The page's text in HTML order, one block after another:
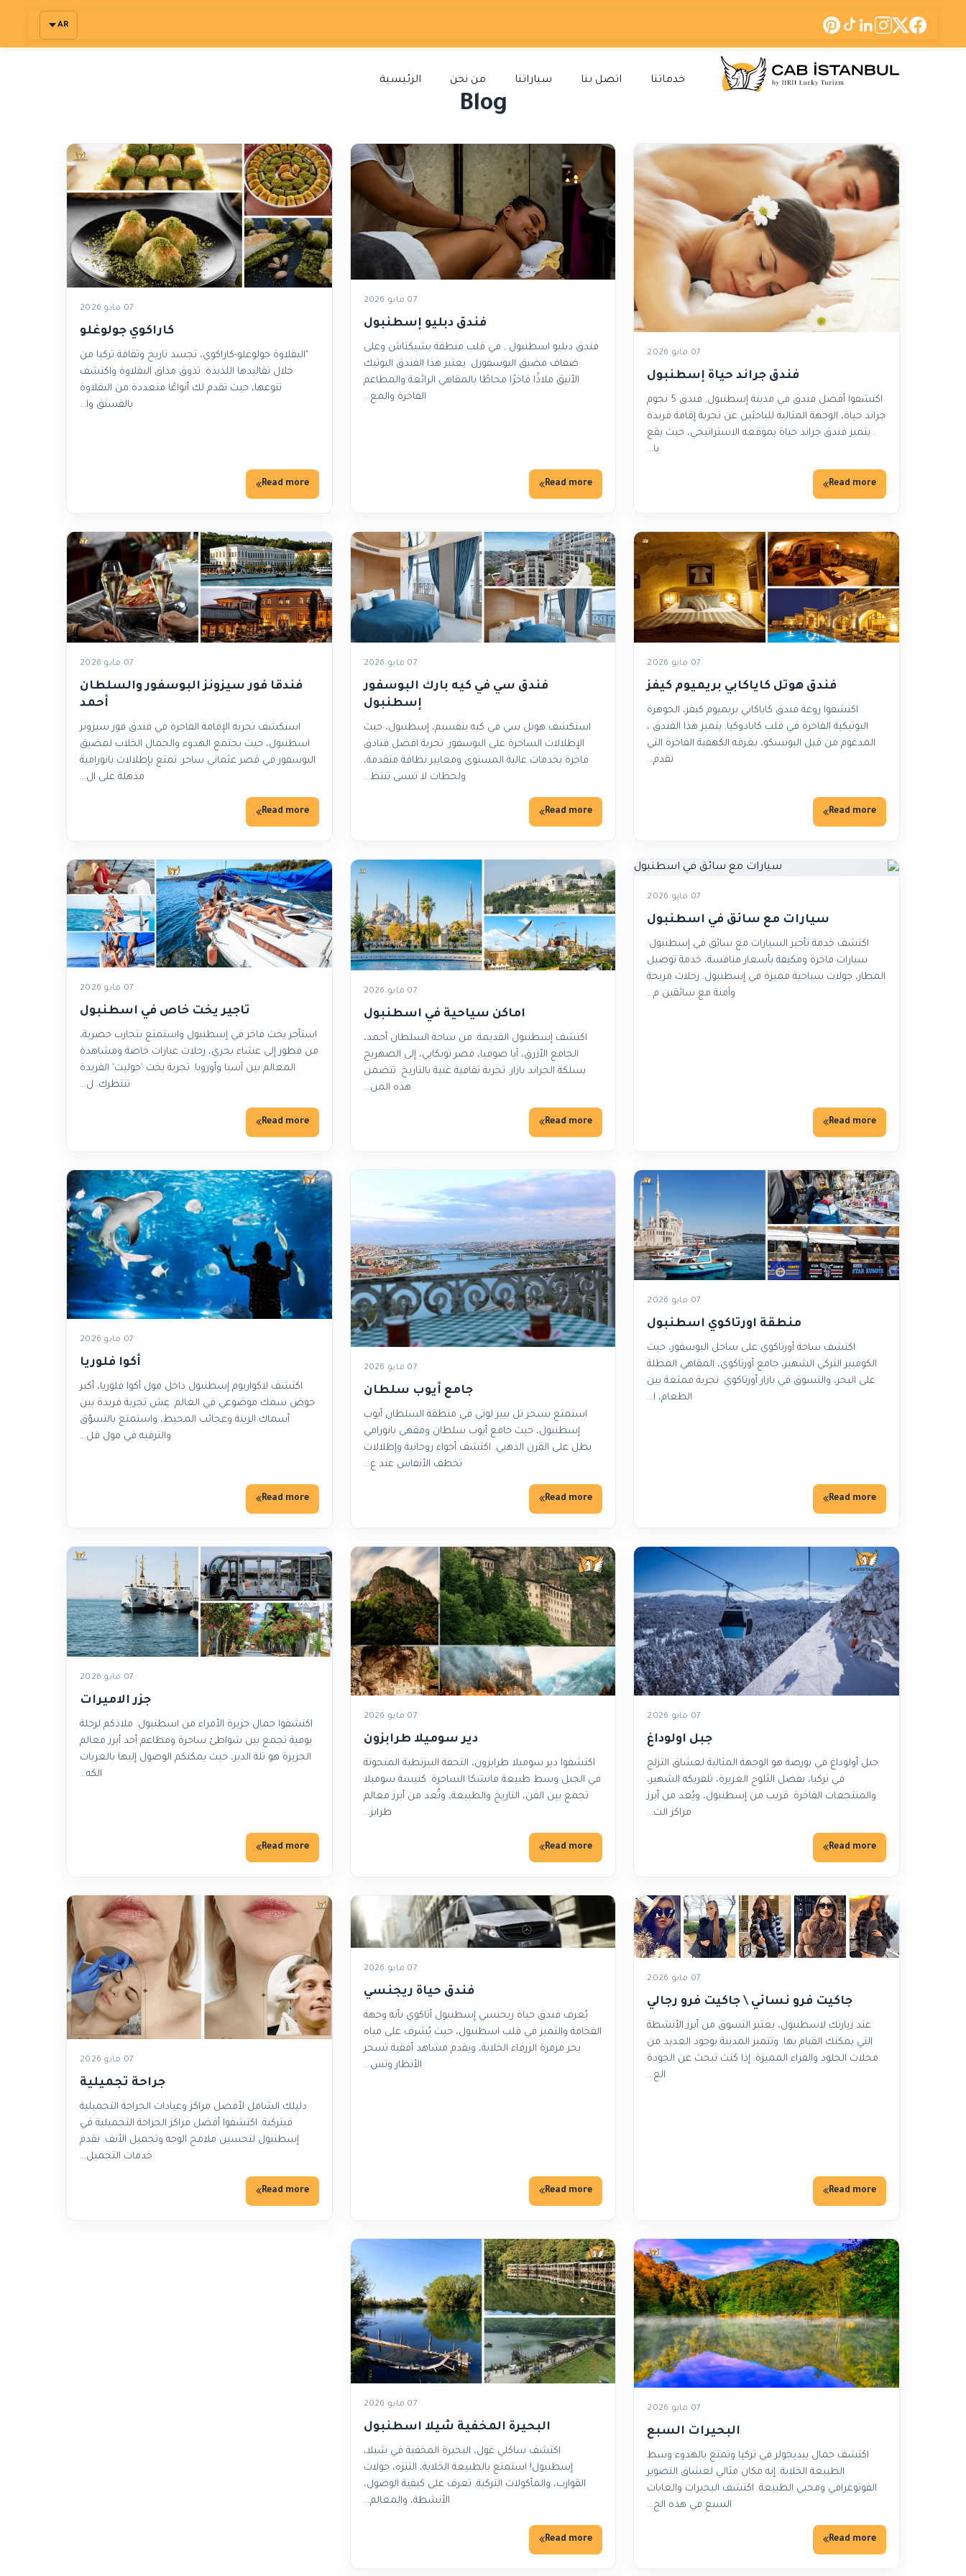
AR
الرئيسية من نحن سياراتنا اتصل بنا خدماتنا
Blog
07 مايو 2026
فندق جراند حياة إسطنبول
اكتشفوا أفضل فندق في مدينة إسطنبول, فندق 5 نجوم
جراند حياة، الوجهة المثالية للباحثين عن تجربة إقامة فريدة
. يتميز فندق جراند حياة بموقعه الاستراتيجي، حيث يقع
با…
Read more
07 مايو 2026
فندق دبليو إسطنبول
فندق دبليو اسطنبول , في قلب منطقة بشيكتاش وعلى
ضفاف مضيق البوسفورل. يعتبر هذا الفندق البوتيك
الأنيق ملاذًا فاخرًا محاطًا بالمقاهي الرائعة والمطاعم
الفاخرة والمع…
Read more
07 مايو 2026
كاراكوي جولوغلو
"البقلاوة جولوغلو-كاراكوي، تجسد تاريخ وثقافة تركيا من
خلال تقاليدها اللذيذة. تذوق مذاق البقلاوة واكتشف
تنوعها، حيث تقدم لك أنواعًا متعددة من البقلاوة
بالفستق وا…
Read more
07 مايو 2026
فندق هوتل كاياكابي بريميوم كيفز
اكتشفوا روعة فندق كاياكابي بريميوم كيفز، الجوهرة
البوتيكية الفاخرة في قلب كابادوكيا. يتميز هذا الفندق ،
المدعوم من قبل اليونسكو، بغرفه الكهفية الفاخرة التي
تقدم…
Read more
07 مايو 2026
فندق سي في كيه بارك البوسفور
إسطنبول
استكشف هوتل سي في كيه بتقسيم، إسطنبول، حيث
الإطلالات الساحرة على البوسفور. تجربة افضل فنادق
فاخرة بخدمات عالية المستوى ومعايير نظافة متقدمة،
ولحظات لا تنسى تنتظ…
Read more
07 مايو 2026
فندقا فور سيزونز البوسفور والسلطان
أحمد
استكشف تجربة الإقامة الفاخرة في فندق فور سيزونز
اسطنبول، حيث يجتمع الهدوء والجمال الخلاب لمضيق
البوسفور في قصر عثماني ساحر. تمتع بإطلالات بانورامية
مذهلة على ال…
Read more
07 مايو 2026
سيارات مع سائق في اسطنبول
اكتشف خدمة تأجير السيارات مع سائق في إسطنبول:
سيارات فاخرة ومكيفة بأسعار منافسة، خدمة توصيل
المطار، جولات سياحية مميزة في إسطنبول. رحلات مريحة
وآمنة مع سائقين م…
Read more
07 مايو 2026
اماكن سياحية في اسطنبول
اكتشف إسطنبول القديمة: من ساحة السلطان أحمد،
الجامع الأزرق، آيا صوفيا، قصر توبكابي، إلى الصهريج
بسلكة الجراند بازار. تجربة ثقافية غنية بالتاريخ. تتضمن
هذه المن…
Read more
07 مايو 2026
تاجير يخت خاص في اسطنبول
استأجر يخت فاخر في إسطنبول واستمتع بتجارب حصرية،
من فطور إلى عشاء بحري، رحلات عبارات خاصة ومشاهدة
المعالم بين آسيا وأوروبا. تجربة يخت 'جوليت' الفريدة
تنتظرك. ل…
Read more
07 مايو 2026
منطقة اورتاكوي اسطنبول
اكتشف ساحة أورتاكوي على ساحل البوسفور، حيث
الكومبير التركي الشهير، جامع أورتاكوي، المقاهي المطلة
على البحر، والتسوق في بازار أورتاكوي. تجربة ممتعة بين
الطعام، ا…
Read more
07 مايو 2026
جامع أيوب سلطان
استمتع بسحر تل بيير لوتي في منطقة السلطان أيوب
إسطنبول، حيث جامع أيوب سلطان ومقهى بانورامي
يطل على القرن الذهبي. اكتشف أجواء روحانية وإطلالات
تخطف الأنفاس عند غ…
Read more
07 مايو 2026
أكوا فلوريا
اكتشف لاكواريوم إسطنبول داخل مول أكوا فلوريا، أكبر
حوض سمك موضوعي في العالم. عِش تجربة فريدة بين
أسماك الزينة وعجائب المحيط، واستمتع بالتسوّق
والترفيه في مول فل…
Read more
07 مايو 2026
جبل اولوداغ
جبل أولوداغ في بورصة هو الوجهة المثالية لعشاق التزلج
في تركيا، بفضل الثلوج الغزيرة، تلفريكه الشهير،
والمنتجعات الفاخرة. قريب من إسطنبول، ويُعد من أبرز
مراكز الت…
Read more
07 مايو 2026
دير سوميلا طرابزون
اكتشفوا دير سوميلا طرابزون، التحفة البيزنطية المنحوتة
في الجبل وسط طبيعة ماتشكا الساحرة. كنيسة سوميلا
تجمع بين الفن، التاريخ والطبيعة، وتُعد من أبرز معالم
طرابز…
Read more
07 مايو 2026
جزر الاميرات
اكتشفوا جمال جزيرة الأمراء من اسطنبول: ملاذكم لرحلة
يومية تجمع بين شواطئ ساحرة ومطاعم أحد أبرز معالم
الجزيرة هو تلة الدير، حيث يمكنكم الوصول إليها بالعربات
الكه…
Read more
07 مايو 2026
جاكيت فرو نسائي \ جاكيت فرو رجالي
عند زيارتك لاسطنبول، يعتبر التسوق من أبرز الأنشطة
التي يمكنك القيام بها. وتتميز المدينة بوجود العديد من
محلات الجلود والفراء المميزة. إذا كنت تبحث عن الجودة
الع…
Read more
07 مايو 2026
فندق حياة ريجنسي
يُعرف فندق حياة ريجنسي إسطنبول أتاكوي بأنه وجهة
الفخامة والتميز في قلب اسطنبول، حيث يُشرف على مياه
بحر مرمرة الزرقاء الخلابة، ويقدم مشاهد أفقية تسحر
الأنظار وتس…
Read more
07 مايو 2026
جراحة تجميلية
دليلك الشامل لأفضل مراكز وعيادات الجراحة التجميلية
فيتركية. اكتشفوا أفضل مراكز الجراحة التجميلية في
إسطنبول لتحسين ملامح الوجه وتجميل الأنف. نقدم
خدمات التجميل…
Read more
07 مايو 2026
البحيرات السبع
اكتشف جمال ييديجولر في تركيا وتمتع بالهدوء وسط
الطبيعة الخلابة. إنه مكان مثالي لعشاق التصوير
الفوتوغرافي ومحبي الطبيعة. اكتشف البحيرات والغابات
السبع في هذه الج…
Read more
07 مايو 2026
البحيرة المخفية شيلا اسطنبول
اكتشف ساكلي غول، البحيرة المخفية في شيلا،
إسطنبول! استمتع بالطبيعة الخلابة، التنزه، جولات
القوارب، والمأكولات التركية. تعرف على كيفية الوصول،
الأنشطة، والمعالم…
Read more